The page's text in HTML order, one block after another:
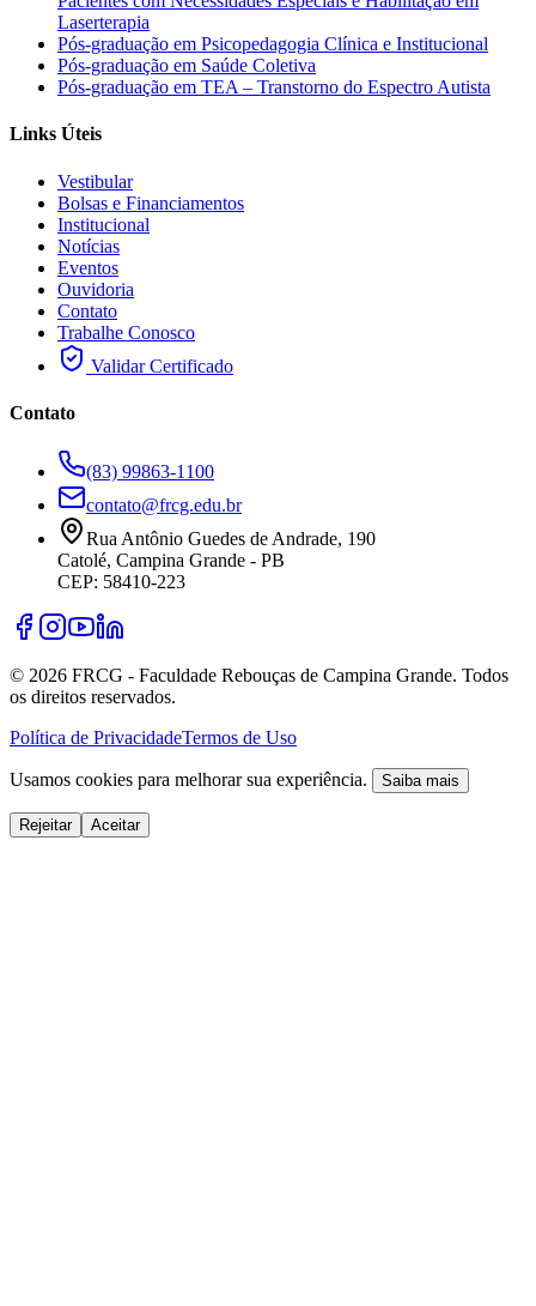
Laserterapia
Pós-graduação em Psicopedagogia Clínica e Institucional
Pós-graduação em Saúde Coletiva
Pós-graduação em TEA – Transtorno do Espectro Autista
Links Úteis
Vestibular
Bolsas e Financiamentos
Institucional
Notícias
Eventos
Ouvidoria
Contato
Trabalhe Conosco
Validar Certificado
Contato
(83) 99863-1100
contato@frcg.edu.br
Rua Antônio Guedes de Andrade, 190
Catolé, Campina Grande - PB
CEP: 58410-223
© 2026 FRCG - Faculdade Rebouças de Campina Grande. Todos
os direitos reservados.
Política de PrivacidadeTermos de Uso
Usamos cookies para melhorar sua experiência. Saiba mais
Rejeitar Aceitar